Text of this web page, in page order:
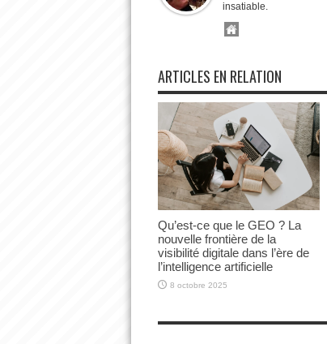
insatiable.
ARTICLES EN RELATION
Qu’est-ce que le GEO ? La
nouvelle frontière de la
visibilité digitale dans l’ère de
l’intelligence artificielle
8 octobre 2025